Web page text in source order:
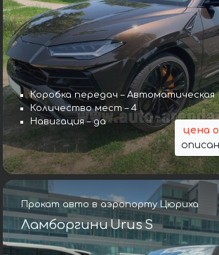
Коробка передач – Автоматическая
Количество мест – 4
Навигация – да
цена
Прокат авто в аэропорту Цюриха
Ламборгини Urus S